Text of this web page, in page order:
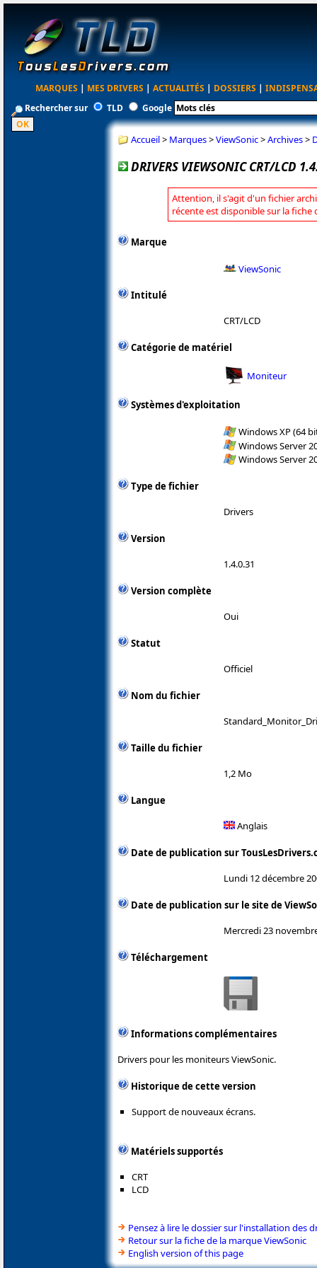
MARQUES | MES DRIVERS | ACTUALITÉS | DOSSIERS |
Rechercher sur
TLD Google
Accueil> Marques>ViewSonic>Archives>
DRIVERS VIEWSONIC CRT/LCD
Attention, il s'agit d'un fichier
récente est disponible sur la fiche
Marque
ViewSonic
Intitulé
CRT/LCD
Catégorie de matériel
Moniteur
Systèmes d'exploitation
Windows XP (64
Windows Server
Windows Server
Type de fichier
Drivers
Version
1.4.0.31
Version complète
Oui
Statut
Officiel
Nom du fichier
Taille du fichier
1,2 Mo
Langue
Anglais
Date de publication sur
Lundi 12 décembre
Date de publication sur le site de
Mercredi 23
Téléchargement
Informations complémentaires
Drivers pour les moniteurs ViewSonic.
Historique de cette version
Support de nouveaux écrans.
Matériels supportés
CRT
LCD
Pensez à lire le dossier sur l'installation des
Retour sur la fiche de la marque ViewSonic
English version of this page